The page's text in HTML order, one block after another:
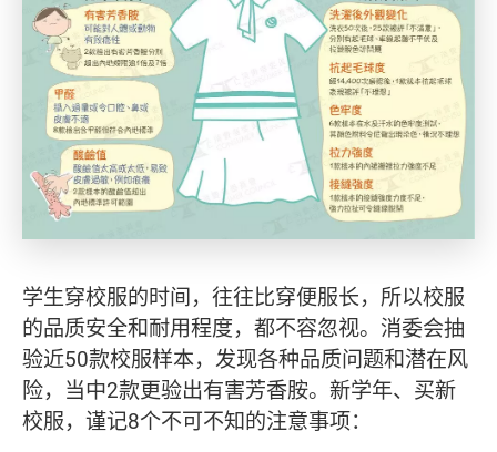
学生穿校服的时间，往往比穿便服长，所以校服
的品质安全和耐用程度，都不容忽视。消委会抽
验近50款校服样本，发现各种品质问题和潜在风
险，当中2款更验出有害芳香胺。新学年、买新
校服，谨记8个不可不知的注意事项：